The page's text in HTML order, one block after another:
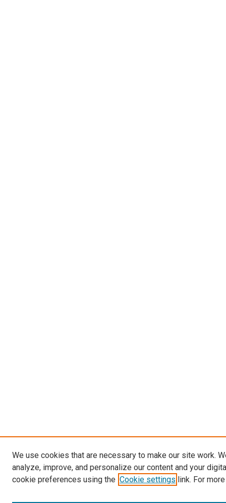
We use cookies that are necessary to make our site work.
analyze, improve, and personalize our content and your
cookie preferences using the Cookie settings link. For